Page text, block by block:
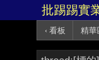
批踢踢實
‹ 看板 精華